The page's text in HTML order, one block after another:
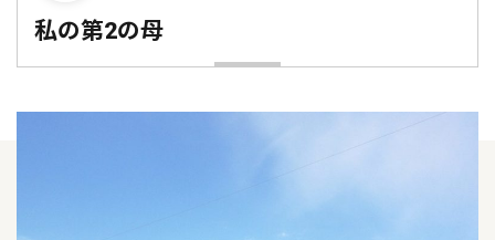
私の第2の母